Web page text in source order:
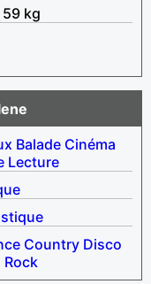
kg
Balade Cinéma
Lecture
Country Disco
Rock